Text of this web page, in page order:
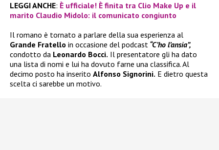
LEGGI ANCHE: È ufficiale! È finita tra Clio Make Up e il
marito Claudio Midolo: il comunicato congiunto
Il romano è tornato a parlare della sua esperienza al
Grande Fratello in occasione del podcast “C’ho l’ansia”,
condotto da Leonardo Bocci. Il presentatore gli ha dato
una lista di nomi e lui ha dovuto farne una classifica. Al
decimo posto ha inserito Alfonso Signorini. E dietro questa
scelta ci sarebbe un motivo.